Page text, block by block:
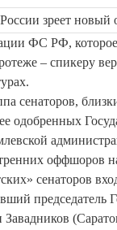
ФС РФ,
– спикеру
сенаторов,
одобренных
оффшоров
сенаторов